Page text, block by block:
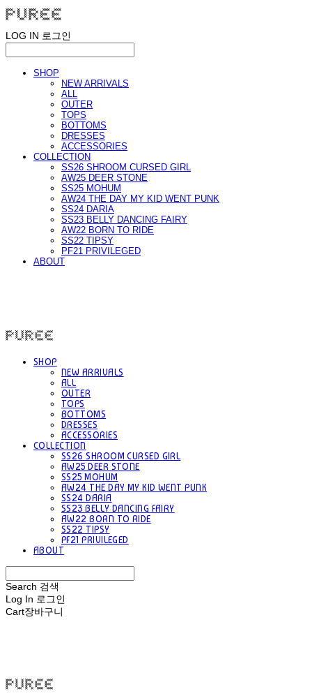
LOG IN 로그인
SHOP
NEW ARRIVALS
ALL
OUTER
TOPS
BOTTOMS
DRESSES
ACCESSORIES
COLLECTION
SS26 SHROOM CURSED GIRL
AW25 DEER STONE
SS25 MOHUM
AW24 THE DAY MY KID WENT PUNK
SS24 DARIA
SS23 BELLY DANCING FAIRY
AW22 BORN TO RIDE
SS22 TIPSY
PF21 PRIVILEGED
ABOUT
SHOP
NEW ARRIVALS
ALL
OUTER
TOPS
BOTTOMS
DRESSES
ACCESSORIES
COLLECTION
SS26 SHROOM CURSED GIRL
AW25 DEER STONE
SS25 MOHUM
AW24 THE DAY MY KID WENT PUNK
SS24 DARIA
SS23 BELLY DANCING FAIRY
AW22 BORN TO RIDE
SS22 TIPSY
PF21 PRIVILEGED
ABOUT
Search 검색
Log In 로그인
Cart장바구니